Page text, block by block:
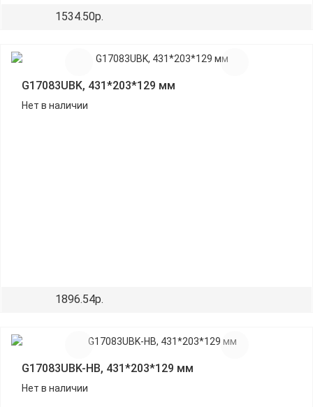
1534.50р.
G17083UBK, 431*203*129 мм
Нет в наличии
1896.54р.
G17083UBK-HB, 431*203*129 мм
Нет в наличии